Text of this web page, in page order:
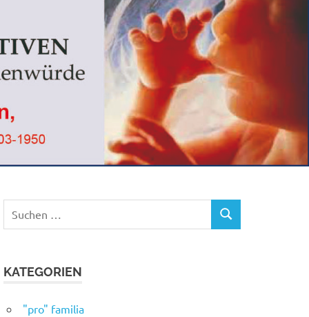
Suchen
SUCHEN
KATEGORIEN
"pro" familia